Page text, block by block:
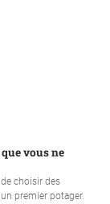
vous ne
de choisir des
premier potager.